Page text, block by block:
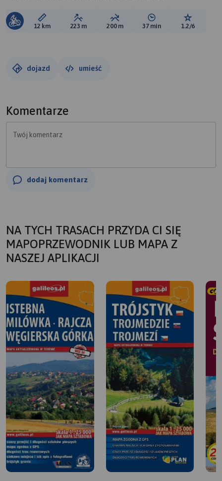
Długość trasy:
12 km Suma przewyższeń:
223 m Suma spadków:
200 m Średni czas potrzebny
37 min Ocena
1.2/6
dojazd umieść
Komentarze
Twój komentarz
dodaj komentarz
NA TYCH TRASACH PRZYDA CI SIĘ
MAPOPRZEWODNIK LUB MAPA Z
NASZEJ APLIKACJI